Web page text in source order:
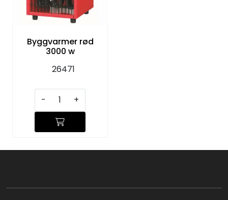
Byggvarmer rød
3000 w
26471
- +